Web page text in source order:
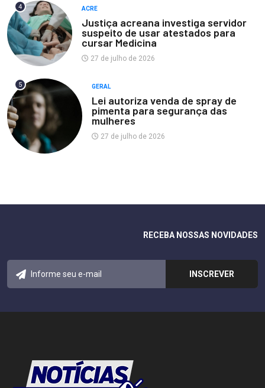
4 ACRE
Justiça acreana investiga servidor
suspeito de usar atestados para
cursar Medicina
27 de julho de 2026
5 GERAL
Lei autoriza venda de spray de
pimenta para segurança das
mulheres
27 de julho de 2026
RECEBA NOSSAS NOVIDADES